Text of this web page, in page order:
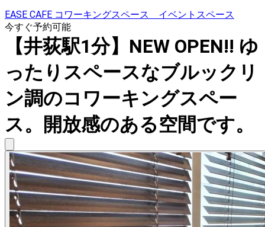
EASE CAFE コワーキングスペース イベントスペース
今すぐ予約可能
【井荻駅1分】NEW OPEN!! ゆ
ったりスペースなブルックリ
ン調のコワーキングスペー
ス。開放感のある空間です。